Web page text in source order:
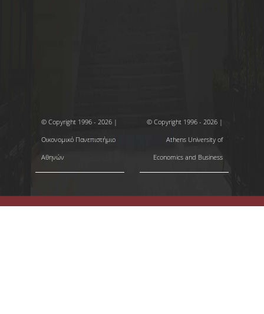
© Copyright 1996 - 2026 |
Οικονομικό Πανεπιστήμιο
Αθηνών
© Copyright 1996 - 2026 |
Athens University of
Economics and Business